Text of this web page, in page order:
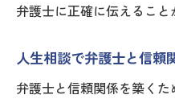
方法
訣
安心して相談できる
弁護士に正確に伝えること
人生相談で弁護士と信頼
弁護士と信頼関係を築く